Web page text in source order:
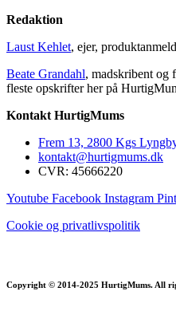
Redaktion
Laust Kehlet, ejer,
Beate Grandahl, madskribent og
fleste opskrifter her på
Kontakt HurtigMums
Frem 13, 2800 Kgs
kontakt@hurtigmums.dk
CVR: 45666220
Youtube Facebook Instagram
Cookie og privatlivspolitik
Copyright © 2014-2025 HurtigMums. All